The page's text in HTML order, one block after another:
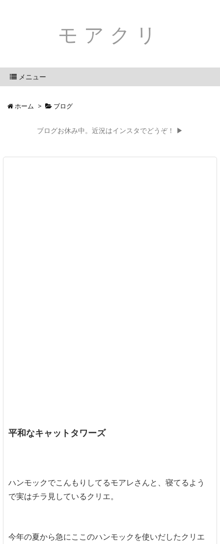
モアクリ
メニュー
ホーム > ブログ
ブログお休み中。近況はインスタでどうぞ！ ▶
平和なキャットタワーズ
ハンモックでこんもりしてるモアレさんと、寝てるよう
で実はチラ見しているクリエ。
今年の夏から急にここのハンモックを使いだしたクリエ